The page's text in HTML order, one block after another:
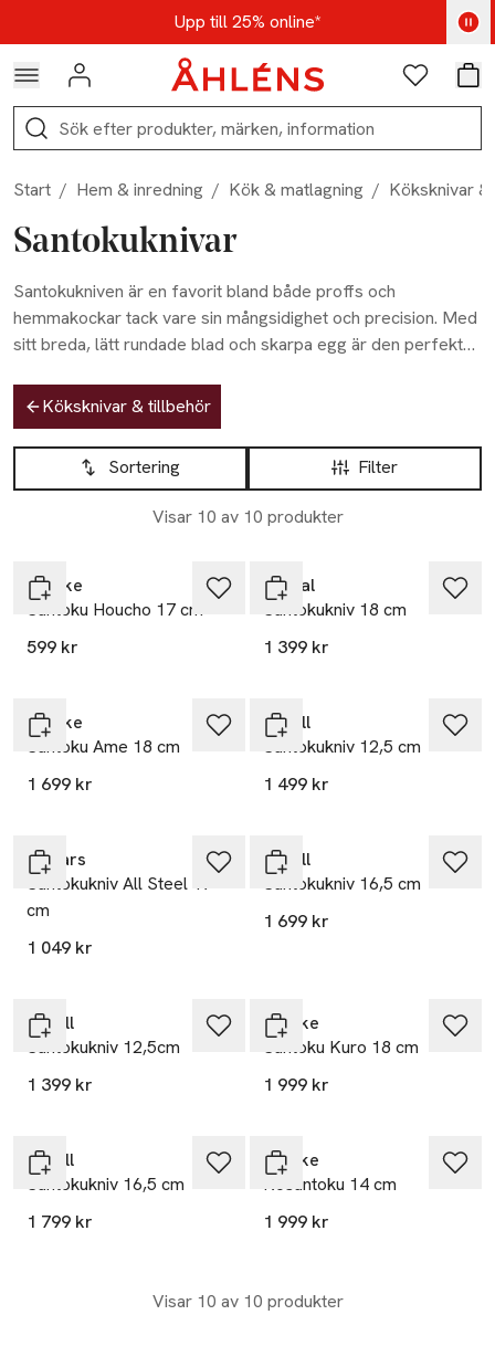
Hoppa till navigationsmenynUpp till 25% online*
Kod: AUG25 - Shoppa nu
Logga in Favoriter
Sök
Start / Hem & inredning / Kök & matlagning / Köksknivar
Santokuknivar
Santokukniven är en favorit bland både proffs och
hemmakockar tack vare sin mångsidighet och precision. Med
sitt breda, lätt rundade blad och skarpa egg är den perfekt
Santokuknivens design gör arbetet smidigt och effektivt,
samtidigt som den ger ett rent och snyggt snitt varje gång.
Oavsett om du förbereder en vardagsmåltid eller avancerad
matlagning är santokukniven ett oumbärligt verktyg i köket.
Hoppa till produktsidan
Köksknivar & tillbehör
Hoppa till produktsidan
Filter
Sortering
Visar 10 av 10 produkter
Lista över produkter
Satake
Santoku Houcho 17 cm
599 kr
Global
Santokukniv 18 cm
1 399 kr
Satake
Santoku Ame 18 cm
1 699 kr
Yaxell
Santokukniv 12,5 cm
1 499 kr
Fiskars
Santokukniv All Steel 17
cm
1 049 kr
Yaxell
Santokukniv 16,5 cm
1 699 kr
Yaxell
Santokukniv 12,5cm
1 399 kr
Satake
Santoku Kuro 18 cm
1 999 kr
Yaxell
Santokukniv 16,5 cm
1 799 kr
Satake
Kosantoku 14 cm
1 999 kr
Visar 10 av 10 produkter